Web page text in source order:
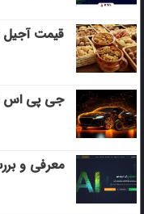
قیمت آجیل
جی پی اس
معرفی و